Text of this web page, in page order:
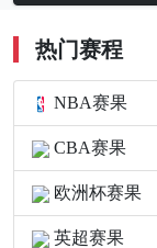
热门赛程
NBA赛果
CBA赛果
欧洲杯赛果
英超赛果